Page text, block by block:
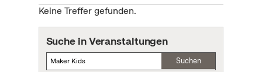
Keine Treffer gefunden.
Suche in Veranstaltungen
Suchen